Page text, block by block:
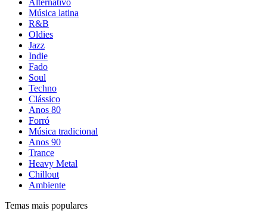
Alternativo
Música latina
R&B
Oldies
Jazz
Indie
Fado
Soul
Techno
Clássico
Anos 80
Forró
Música tradicional
Anos 90
Trance
Heavy Metal
Chillout
Ambiente
Temas mais populares